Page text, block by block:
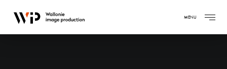
MENU